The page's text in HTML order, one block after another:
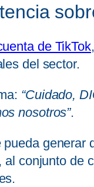
de TikTok
del sector.
“Cuidado,
nosotros”.
generar
al conjunto de